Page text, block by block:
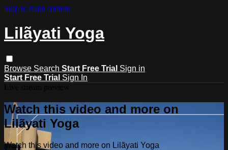
Skip to main content
Lilãyati Yoga
Browse Search Start Free Trial Sign in
Start Free Trial Sign In
Watch this video and more on
Lilãyati Yoga
Watch this video and more on Lilãyati Yoga